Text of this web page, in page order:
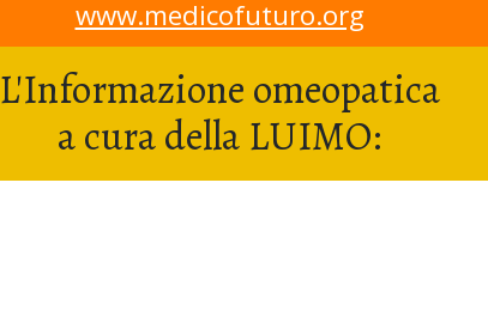
www.medicofuturo.org
L'Informazione omeopatica
a cura della LUIMO: